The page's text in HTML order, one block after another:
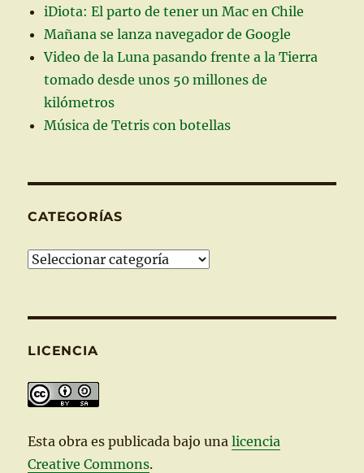
iDiota: El parto de tener un Mac en Chile
Mañana se lanza navegador de Google
Video de la Luna pasando frente a la Tierra
tomado desde unos 50 millones de
kilómetros
Música de Tetris con botellas
CATEGORÍAS
Categorías
LICENCIA
Estaobra es publicada bajo unalicencia
Creative Commons.